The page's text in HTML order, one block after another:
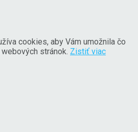
cookies, aby Vám umožnila čo
stránok. Zistiť viac